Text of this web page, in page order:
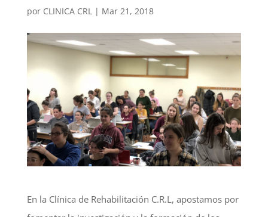
por CLINICA CRL| Mar 21, 2018
En la Clínica de Rehabilitación C.R.L, apostamos por